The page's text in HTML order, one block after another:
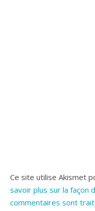
Ce site utilise Akismet
savoir plus sur la façon
commentaires sont